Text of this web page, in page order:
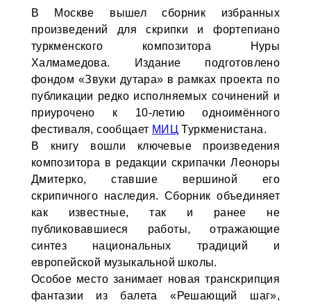
В Москве вышел сборник избранных
произведений для скрипки и фортепиано
туркменского композитора Нуры
Халмамедова. Издание подготовлено
фондом «Звуки дутара» в рамках проекта по
публикации редко исполняемых сочинений и
приурочено к 10-летию одноимённого
фестиваля, сообщает МИЦ Туркменистана.
В книгу вошли ключевые произведения
композитора в редакции скрипачки Леоноры
Дмитерко, ставшие вершиной его
скрипичного наследия. Сборник объединяет
как известные, так и ранее не
публиковавшиеся работы, отражающие
синтез национальных традиций и
европейской музыкальной школы.
Особое место занимает новая транскрипция
фантазии из балета «Решающий шаг»,